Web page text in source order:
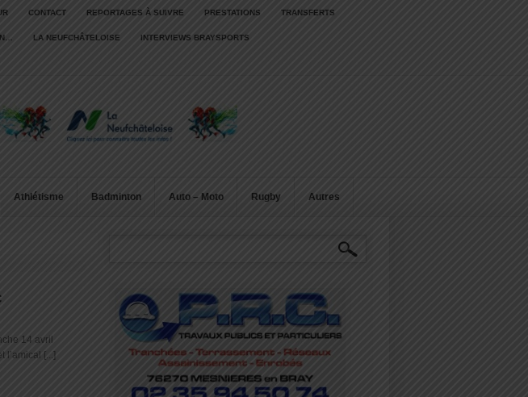
CONTACT REPORTAGES À SUIVRE PRESTATIONS TRANSFERTS
LA NEUFCHÂTELOISE INTERVIEWS BRAYSPORTS
Athlétisme Badminton Auto – Moto Rugby Autres
14 avril
l’amical [...]